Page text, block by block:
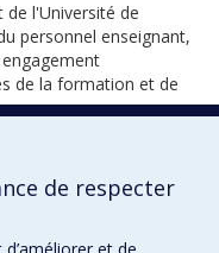
de l'Université de
personnel enseignant,
de la formation et de
de respecter
et de